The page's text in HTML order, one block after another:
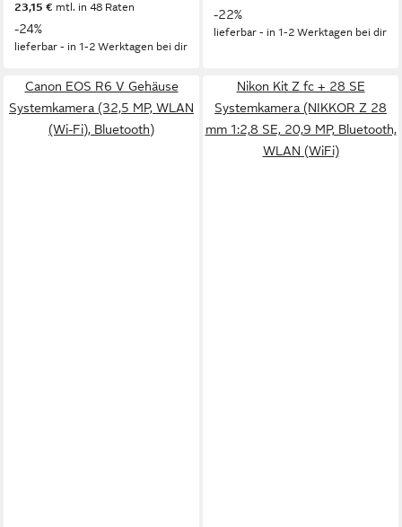
23,15 € mtl. in 48 Raten
-24%
lieferbar - in 1-2 Werktagen bei dir
-22%
lieferbar - in 1-2 Werktagen bei dir
Canon EOS R6 V Gehäuse
Systemkamera (32,5 MP, WLAN
(Wi-Fi), Bluetooth)
Nikon Kit Z fc + 28 SE
Systemkamera (NIKKOR Z 28
mm 1:2,8 SE, 20,9 MP, Bluetooth,
WLAN (WiFi)